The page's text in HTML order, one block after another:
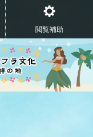
閲覧補助